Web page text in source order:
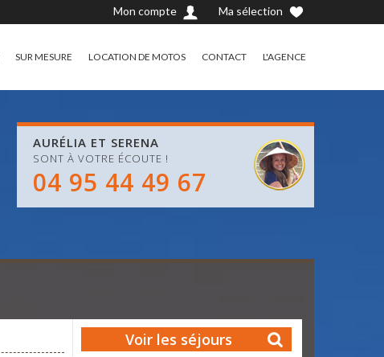
Ma sélection
Mon compte
SUR MESURE LOCATION DE MOTOS CONTACT L'AGENCE
AURÉLIA ET SERENA
SONT À VOTRE ÉCOUTE !
04 95 44 49 67
Voir les séjours